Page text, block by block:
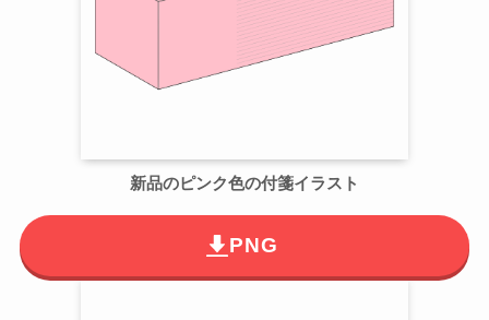
新品のピンク色の付箋イラスト
PNG